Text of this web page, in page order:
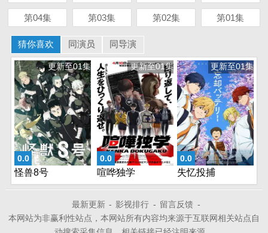
第04集 第03集 第02集 第01集
猜你喜欢 同演员 同导演
0.0
更新至01集
怪兽8号
0.0
更新至01集
喧哗独学
0.0
更新至01集
失忆投捕
最新更新 - 影视排行 - 留言反馈 -
本网站为非赢利性站点，本网站所有内容均来源于互联网相关站点自